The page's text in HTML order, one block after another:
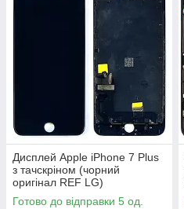
Дисплей Apple iPhone 7 Plus
з тачскріном (чорний
оригінал REF LG)
Готово до відправки 5 од.